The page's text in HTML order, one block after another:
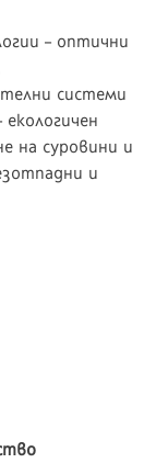
– оптични
системи
на суровини и
и